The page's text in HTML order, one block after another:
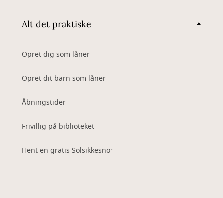
Alt det praktiske
Opret dig som låner
Opret dit barn som låner
Åbningstider
Frivillig på biblioteket
Hent en gratis Solsikkesnor